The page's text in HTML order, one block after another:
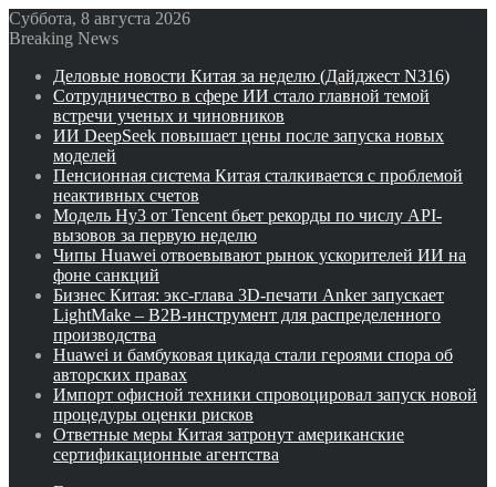
Суббота, 8 августа 2026
Breaking News
Деловые новости Китая за неделю (Дайджест N316)
Сотрудничество в сфере ИИ стало главной темой
встречи ученых и чиновников
ИИ DeepSeek повышает цены после запуска новых
моделей
Пенсионная система Китая сталкивается с проблемой
неактивных счетов
Модель Hy3 от Tencent бьет рекорды по числу API-
вызовов за первую неделю
Чипы Huawei отвоевывают рынок ускорителей ИИ на
фоне санкций
Бизнес Китая: экс-глава 3D-печати Anker запускает
LightMake – B2B-инструмент для распределенного
производства
Huawei и бамбуковая цикада стали героями спора об
авторских правах
Импорт офисной техники спровоцировал запуск новой
процедуры оценки рисков
Ответные меры Китая затронут американские
сертификационные агентства